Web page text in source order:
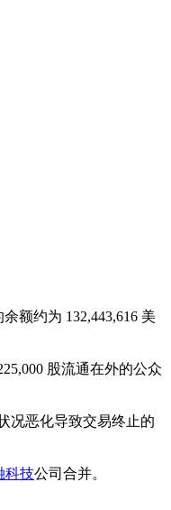
额约为 132,443,616 美
股流通在外的公众
况恶化导致交易终止的
科技公司合并。